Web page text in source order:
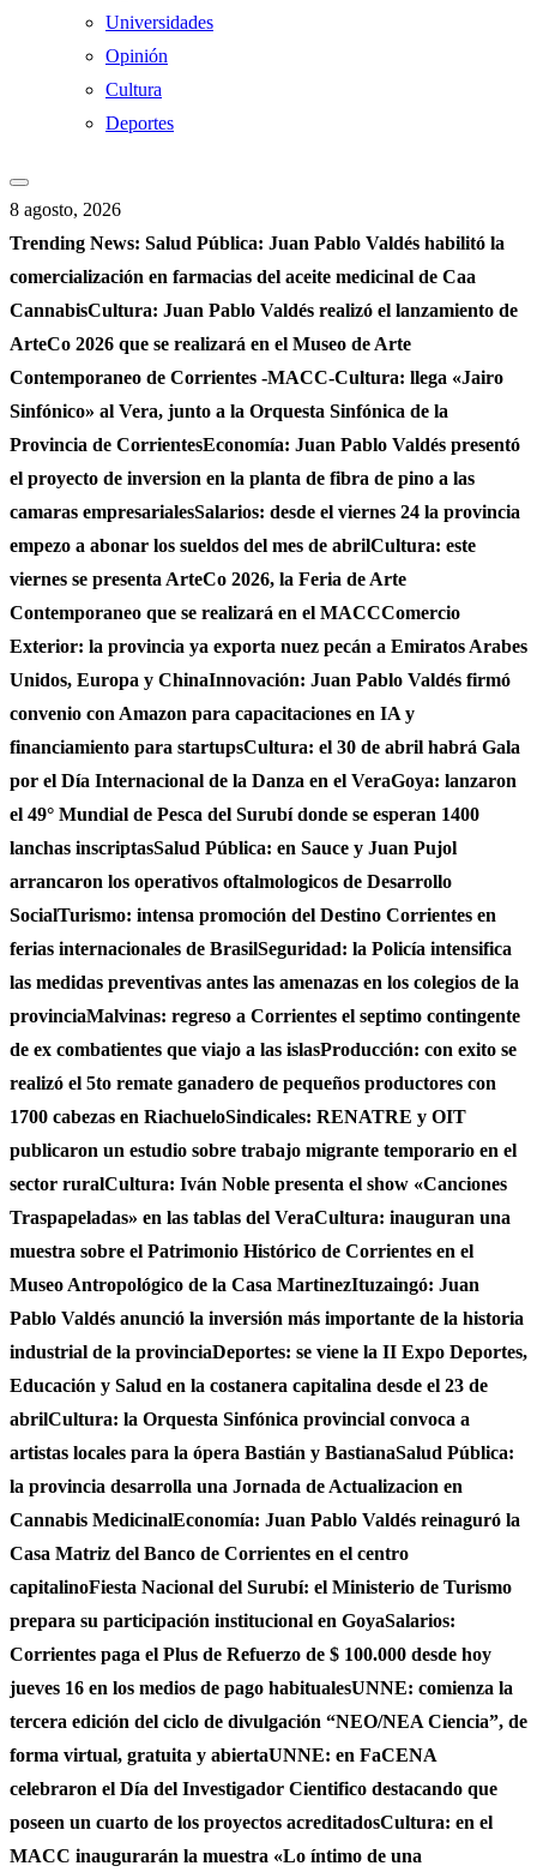
Universidades
Opinión
Cultura
Deportes
8 agosto, 2026
Trending News: Salud Pública: Juan Pablo Valdés habilitó la
comercialización en farmacias del aceite medicinal de Caa
CannabisCultura: Juan Pablo Valdés realizó el lanzamiento de
ArteCo 2026 que se realizará en el Museo de Arte
Contemporaneo de Corrientes -MACC-Cultura: llega «Jairo
Sinfónico» al Vera, junto a la Orquesta Sinfónica de la
Provincia de CorrientesEconomía: Juan Pablo Valdés presentó
el proyecto de inversion en la planta de fibra de pino a las
camaras empresarialesSalarios: desde el viernes 24 la provincia
empezo a abonar los sueldos del mes de abrilCultura: este
viernes se presenta ArteCo 2026, la Feria de Arte
Contemporaneo que se realizará en el MACCComercio
Exterior: la provincia ya exporta nuez pecán a Emiratos Arabes
Unidos, Europa y ChinaInnovación: Juan Pablo Valdés firmó
convenio con Amazon para capacitaciones en IA y
financiamiento para startupsCultura: el 30 de abril habrá Gala
por el Día Internacional de la Danza en el VeraGoya: lanzaron
el 49° Mundial de Pesca del Surubí donde se esperan 1400
lanchas inscriptasSalud Pública: en Sauce y Juan Pujol
arrancaron los operativos oftalmologicos de Desarrollo
SocialTurismo: intensa promoción del Destino Corrientes en
ferias internacionales de BrasilSeguridad: la Policía intensifica
las medidas preventivas antes las amenazas en los colegios de la
provinciaMalvinas: regreso a Corrientes el septimo contingente
de ex combatientes que viajo a las islasProducción: con exito se
realizó el 5to remate ganadero de pequeños productores con
1700 cabezas en RiachueloSindicales: RENATRE y OIT
publicaron un estudio sobre trabajo migrante temporario en el
sector ruralCultura: Iván Noble presenta el show «Canciones
Traspapeladas» en las tablas del VeraCultura: inauguran una
muestra sobre el Patrimonio Histórico de Corrientes en el
Museo Antropológico de la Casa MartinezItuzaingó: Juan
Pablo Valdés anunció la inversión más importante de la historia
industrial de la provinciaDeportes: se viene la II Expo Deportes,
Educación y Salud en la costanera capitalina desde el 23 de
abrilCultura: la Orquesta Sinfónica provincial convoca a
artistas locales para la ópera Bastián y BastianaSalud Pública:
la provincia desarrolla una Jornada de Actualizacion en
Cannabis MedicinalEconomía: Juan Pablo Valdés reinaguró la
Casa Matriz del Banco de Corrientes en el centro
capitalinoFiesta Nacional del Surubí: el Ministerio de Turismo
prepara su participación institucional en GoyaSalarios:
Corrientes paga el Plus de Refuerzo de $ 100.000 desde hoy
jueves 16 en los medios de pago habitualesUNNE: comienza la
tercera edición del ciclo de divulgación “NEO/NEA Ciencia”, de
forma virtual, gratuita y abiertaUNNE: en FaCENA
celebraron el Día del Investigador Cientifico destacando que
poseen un cuarto de los proyectos acreditadosCultura: en el
MACC inaugurarán la muestra «Lo íntimo de una